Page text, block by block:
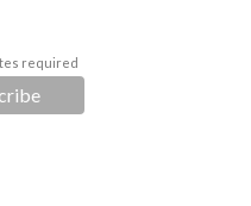
required